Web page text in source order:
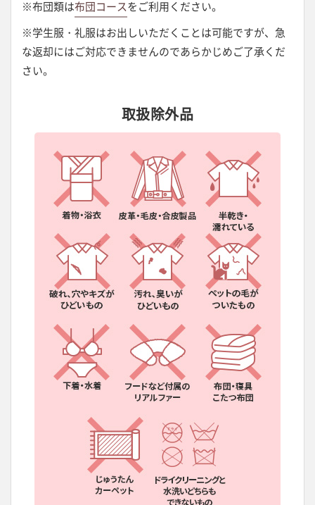
※布団類は布団コース をご利用ください。
※学生服・礼服はお出しいただくことは可能ですが、急
な返却にはご対応できませんのであらかじめご了承くだ
さい。
取扱除外品